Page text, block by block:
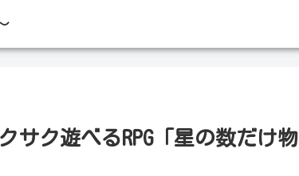
サク遊べるRPG「星の数だけ物